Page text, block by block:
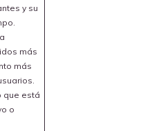
y su
más
más
que está
o